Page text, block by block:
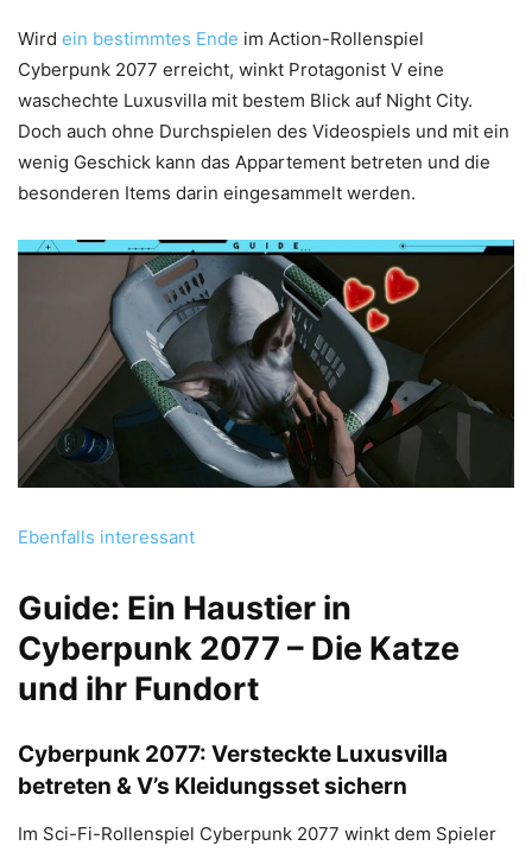
Wird ein bestimmtes Ende im Action-Rollenspiel
Cyberpunk 2077 erreicht, winkt Protagonist V eine
waschechte Luxusvilla mit bestem Blick auf Night City.
Doch auch ohne Durchspielen des Videospiels und mit ein
wenig Geschick kann das Appartement betreten und die
besonderen Items darin eingesammelt werden.
Ebenfalls interessant
Guide: Ein Haustier in
Cyberpunk 2077 – Die Katze
und ihr Fundort
Cyberpunk 2077: Versteckte Luxusvilla
betreten & V’s Kleidungsset sichern
Im Sci-Fi-Rollenspiel Cyberpunk 2077 winkt dem Spieler